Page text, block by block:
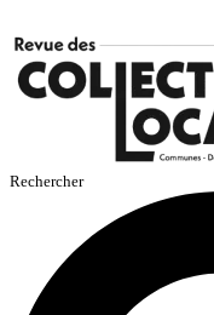
Rechercher